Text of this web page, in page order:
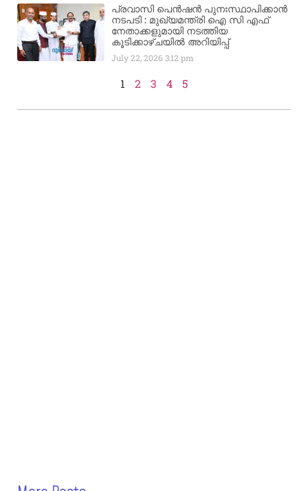
പ്രവാസി പെൻഷൻ പുനഃസ്ഥാപിക്കാൻ
നടപടി : മുഖ്യമന്ത്രി ഐ സി എഫ്
നേതാക്കളുമായി നടത്തിയ
കൂടിക്കാഴ്ചയിൽ അറിയിപ്പ്
July 22, 20263:12 pm
1 2 3 4 5